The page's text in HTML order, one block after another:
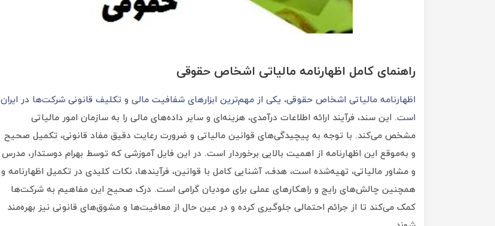
راهنمای کامل اظهارنامه مالیاتی اشخاص حقوقی
اظهارنامه مالیاتی اشخاص حقوقی، یکی از مهم‌ترین ابزارهای شفافیت مالی و تکلیف قانونی شرکت‌ها در ایران
است. این سند، فرآیند ارائه اطلاعات درآمدی، هزینه‌ای و سایر داده‌های مالی را به سازمان امور مالیاتی
مشخص می‌کند. با توجه به پیچیدگی‌های قوانین مالیاتی و ضرورت رعایت دقیق مفاد قانونی، تکمیل صحیح
و به‌موقع این اظهارنامه از اهمیت بالایی برخوردار است. در این فایل آموزشی که توسط بهرام دوستدار، مدرس
و مشاور مالیاتی، تهیه‌شده است، هدف، آشنایی کامل با قوانین، فرآیندها، نکات کلیدی در تکمیل اظهارنامه و
همچنین چالش‌های رایج و راهکارهای عملی برای مودیان گرامی است. درک صحیح این مفاهیم به شرکت‌ها
کمک می‌کند تا از جرائم احتمالی جلوگیری کرده و در عین حال از معافیت‌ها و مشوق‌های قانونی نیز بهره‌مند